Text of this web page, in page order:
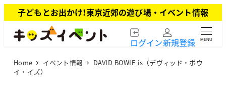
イ
子どもとお出かけ!東京近郊の遊び場・イベント情報
ログイン新規登録 MENU
Home イベント情報
DAVID BOWIE is（デヴィッド・ボウ
イ・イズ）